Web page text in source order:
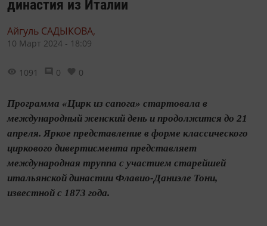
династия из Италии
Айгуль САДЫКОВА,
10 Март 2024 - 18:09
1091 0 0
Программа «Цирк из сапога» стартовала в
международный женский день и продолжится до 21
апреля. Яркое представление в форме классического
циркового дивертисмента представляет
международная труппа с участием старейшей
итальянской династии Флавио-Даниэле Тони,
известной с 1873 года.